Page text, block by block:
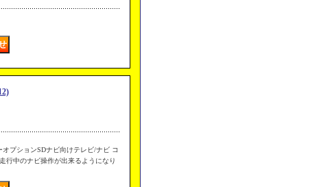
プションSDナビ向けテレビ/ナビ コ
行中のナビ操作が出来るようになり